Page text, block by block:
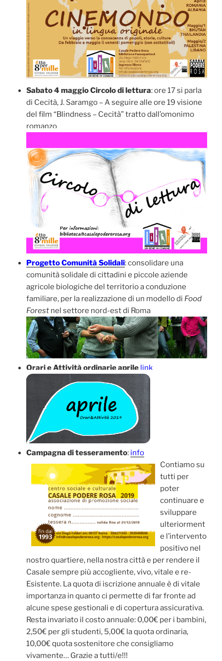
Sabato 4 maggio Circolo di lettura: ore 17 si parla
di Cecità, J. Saramgo – A seguire alle ore 19 visione
del film “Blindness – Cecità” tratto dall’omonimo
romanzo
Progetto Comunità Solidali: consolidare una
comunità solidale di cittadini e piccole aziende
agricole biologiche del territorio a conduzione
familiare, per la realizzazione di un modello di Food
Forestnel settore nord-est di Roma
Orari e Attività ordinarie aprile link
Campagna di tesseramento: info
Contiamo su
tutti per
poter
continuare e
sviluppare
ulteriorment
e l’intervento
positivo nel
nostro quartiere, nella nostra città e per rendere il
Casale sempre più accogliente, vivo, vitale e re-
Esistente. La quota di iscrizione annuale è di vitale
importanza in quanto ci permette di far fronte ad
alcune spese gestionali e di copertura assicurativa.
Resta invariato il costo annuale: 0,00€ per i bambini,
2,50€ per gli studenti, 5,00€ la quota ordinaria,
10,00€ quota sostenitore che consigliamo
vivamente… Grazie a tutti/e!!!